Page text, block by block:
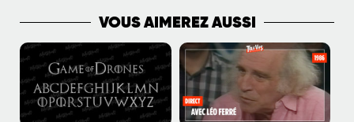
VOUS AIMEREZ AUSSI